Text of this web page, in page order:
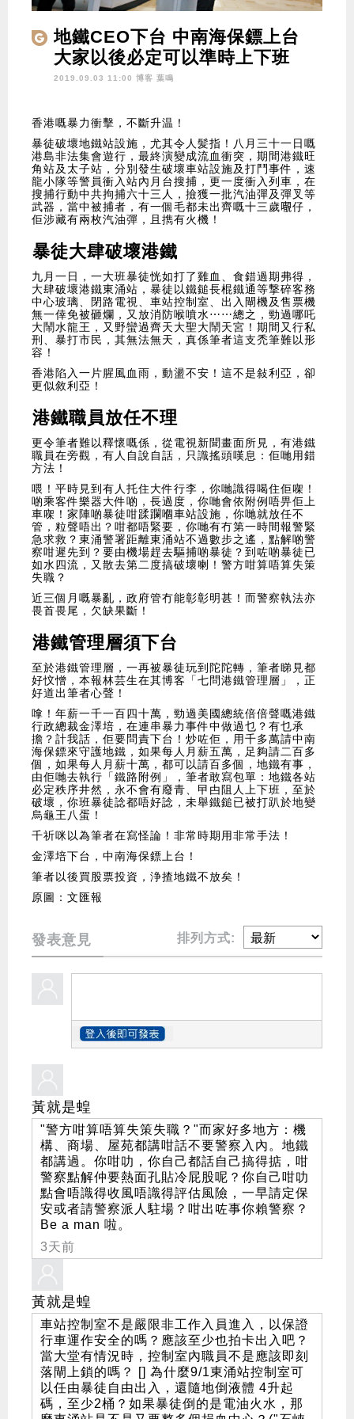
地鐵CEO下台 中南海保鏢上台
大家以後必定可以準時上下班
2019.09.03 11:00 博客 葉鳴
香港嘅暴力衝擊，不斷升温！
暴徒破壞地鐵站設施，尤其令人髪指！八月三十一日嘅
港島非法集會遊行，最終演變成流血衝突，期間港鐵旺
角站及太子站，分別發生破壞車站設施及打鬥事件，速
龍小隊等警員衝入站內月台搜捕，更一度衝入列車，在
搜捕行動中共拘捕六十三人，撿獲一批汽油彈及彈叉等
武器，當中被捕者，有一個毛都未出齊嘅十三歲𡃁仔，
佢涉藏有兩枚汽油彈，且擕有火機！
暴徒大肆破壞港鐵
九月一日，一大班暴徒恍如打了雞血、食錯過期弗得，
大肆破壞港鐵東涌站，暴徒以鐵鎚長棍鐵通等撃碎客務
中心玻璃、閉路電視、車站控制室、出入閘機及售票機
無一倖免被砸爛，又放消防喉噴水⋯⋯總之，勁過哪吒
大鬧水龍王，又野蠻過齊天大聖大鬧天宮！期間又行私
刑、暴打市民，其無法無天，真係筆者這支禿筆難以形
容！
香港陷入一片腥風血雨，動盪不安！這不是敍利亞，卻
更似敘利亞！
港鐵職員放任不理
更令筆者難以釋懷嘅係，從電視新聞畫面所見，有港鐵
職員在旁觀，有人自說自話，只識搖頭嘆息：佢哋用錯
方法！
喂！平時見到有人托住大件行李，你哋識得喝住佢㗎！
啲乘客件樂器大件啲，長過度，你哋會依附例唔畀佢上
車㗎！家陣啲暴徒咁蹂躝嗰車站設施，你哋就放任不
管，粒聲唔出？咁都唔緊要，你哋有冇第一時間報警緊
急求救？東涌警署距離東涌站不過數步之遙，點解啲警
察咁遲先到？要由機場趕去驅捕啲暴徒？到咗啲暴徒已
如水四流，又散去第二度搞破壞喇！警方咁算唔算失策
失職？
近三個月嘅暴亂，政府管冇能彰彰明甚！而警察執法亦
畏首畏尾，欠缺果斷！
港鐵管理層須下台
至於港鐵管理層，一再被暴徒玩到陀陀轉，筆者睇見都
好忟憎，本報林芸生在其博客「七問港鐵管理層」，正
好道出筆者心聲！
嗱！年薪一千一百四十萬，勁過美國總統倍倍聲嘅港鐵
行政總裁金澤培，在連串暴力事件中做過乜？有乜承
擔？計我話，佢要問責下台！炒咗佢，用千多萬請中南
海保鏢來守護地鐵，如果每人月薪五萬，足夠請二百多
個，如果每人月薪十萬，都可以請百多個，地鐵有事，
由佢哋去執行「鐵路附例」，筆者敢寫包單：地鐵各站
必定秩序井然，永不會有廢青、曱甴阻人上下班，至於
破壞，你班暴徒諗都唔好諗，未舉鐵鎚已被打趴於地變
烏龜王八蛋！
千祈咪以為筆者在寫怪論！非常時期用非常手法！
金澤培下台，中南海保鏢上台！
筆者以後買股票投資，浄揸地鐵不放矣！
原圖：文匯報
發表意見 排列方式:
黃就是蝗
"警方咁算唔算失策失職？"而家好多地方：機
構、商場、屋苑都講咁話不要警察入內。地鐵
都講過。你咁叻，你自己都話自己搞得掂，咁
警察點解仲要熱面孔貼冷屁股呢？你自己咁叻
點會唔識得收風唔識得評估風險，一早請定保
安或者請警察派人駐場？咁出咗事你賴警察？
Be a man 啦。
3天前
黃就是蝗
車站控制室不是嚴限非工作入員進入，以保證
行車運作安全的嗎？應該至少也拍卡出入吧？
當大堂有情況時，控制室內職員不是應該即刻
落閘上鎖的嗎？ [] 為什麼9/1東涌站控制室可
以任由暴徒自由出入，還隨地倒液體 4升起
碼，至少2桶？如果暴徒倒的是電油火水，那